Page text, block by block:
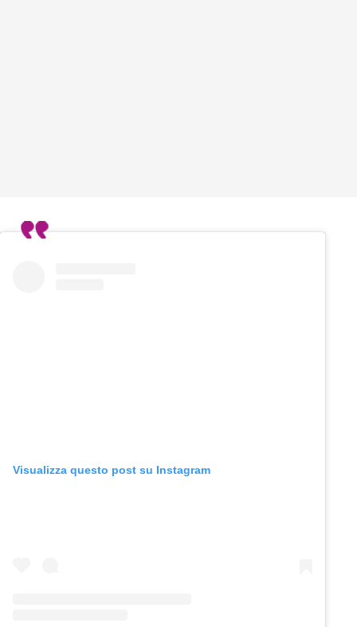
Visualizza questo post su Instagram